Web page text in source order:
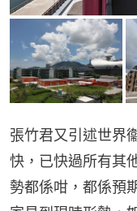
張竹君又引述世界
快，已快過所有其
勢都係咁，都係預